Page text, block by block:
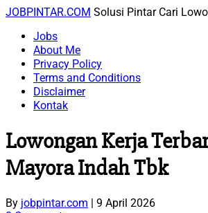
Skip
content
JOBPINTAR.COM Solusi Pintar Cari
Jobs
About Me
Privacy Policy
Terms and Conditions
Disclaimer
Kontak
Lowongan Kerja
Mayora Indah Tbk
By jobpintar.com | 9 April 2026